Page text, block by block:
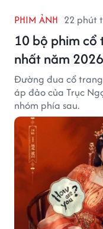
PHIM ẢNH 22 phút
10 bộ phim cổ
nhất năm 2026
Đường đua cổ
áp đảo của Trục
nhóm phía sau.